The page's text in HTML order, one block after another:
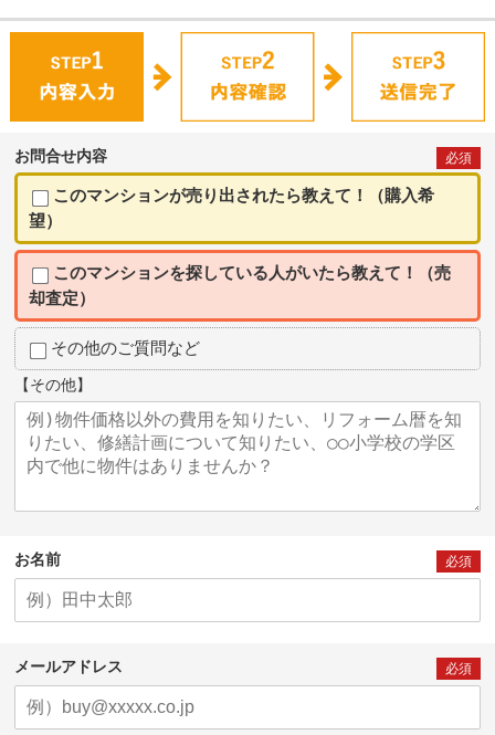
お問合せ内容 必須
このマンションが売り出されたら教えて！（購入希
望）
このマンションを探している人がいたら教えて！（売
却査定）
その他のご質問など
【その他】
お名前 必須
メールアドレス 必須